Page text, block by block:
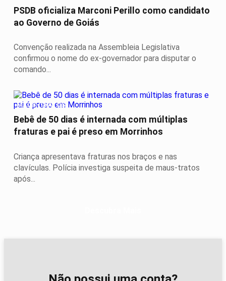
PSDB oficializa Marconi Perillo como candidato
ao Governo de Goiás
Convenção realizada na Assembleia Legislativa
confirmou o nome do ex-governador para disputar o
comando...
MAUS-TRATOS
Bebê de 50 dias é internada com múltiplas
fraturas e pai é preso em Morrinhos
Criança apresentava fraturas nos braços e nas
clavículas. Polícia investiga suspeita de maus-tratos
após...